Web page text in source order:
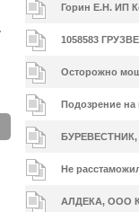
Горин Е.Н. ИП
1058583
Осторожно
Подозрение на
БУРЕВЕСТНИК,
Не
АЛДЕКА, ООО